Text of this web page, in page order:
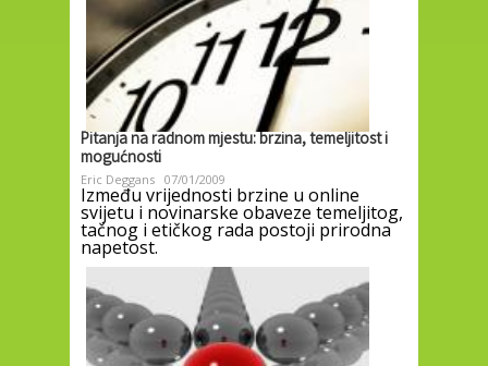
Pitanja na radnom mjestu: brzina, temeljitost i
mogućnosti
Eric Deggans 07/01/2009
Između vrijednosti brzine u online
svijetu i novinarske obaveze temeljitog,
tačnog i etičkog rada postoji prirodna
napetost.